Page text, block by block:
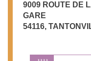
9009 ROUTE DE
GARE
54116,